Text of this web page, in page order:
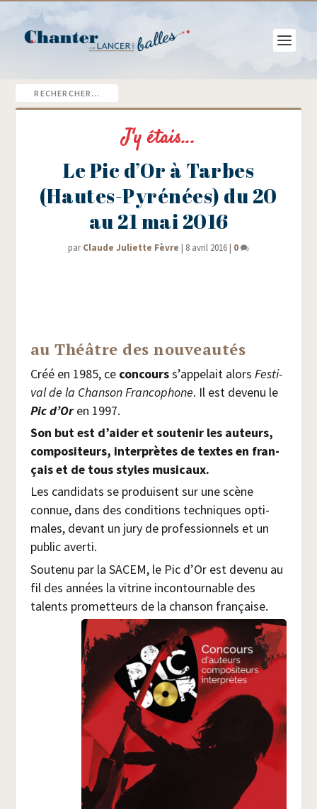
J'y étais...
Le Pic d’Or à Tarbes
(Hautes-Pyrénées) du 20
au 21 mai 2016
parClaude Juliette Fèvre | 8 avril 2016 | 0
au Théâtre des nouveautés
Créé en 1985, ce concourss’appelait alors Fes­ti­
val de la Chan­son Fran­co­phone. Il est deve­nu le
Pic d’Oren 1997.
Son but est d’ai­der et sou­te­nir les auteurs,
com­po­si­teurs, inter­prètes de textes en fran­
çais et de tous styles musicaux.
Les can­di­dats se pro­duisent sur une scène
connue, dans des condi­tions tech­niques opti­
males, devant un jury de pro­fes­sion­nels et un
public averti.
Sou­te­nu par la SACEM, le Pic d’Or est deve­nu au
fil des années la vitrine incon­tour­nable des
talents pro­met­teurs de la chan­son française.